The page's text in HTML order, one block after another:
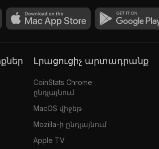
Լրացուցիչ արտադրանք
CoinStats Chrome
ընդլայնում
MacOS վիջեթ
Mozilla-ի ընդլայնում
Apple TV